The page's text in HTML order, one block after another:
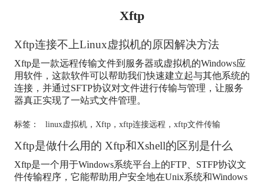
Xftp
Xftp连接不上Linux虚拟机的原因解决方法
Xftp是一款远程传输文件到服务器或虚拟机的Windows应
用软件，这款软件可以帮助我们快速建立起与其他系统的
连接，并通过SFTP协议对文件进行传输与管理，让服务
器真正实现了一站式文件管理。
标签： linux虚拟机， Xftp， xftp连接远程 ， xftp文件传输
Xftp是做什么用的 Xftp和Xshell的区别是什么
Xftp是一个用于Windows系统平台上的FTP、STFP协议文
件传输程序，它能帮助用户安全地在Unix系统和Windows